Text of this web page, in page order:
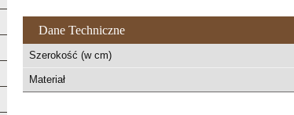
Dane Techniczne
Szerokość (w cm)
Materiał